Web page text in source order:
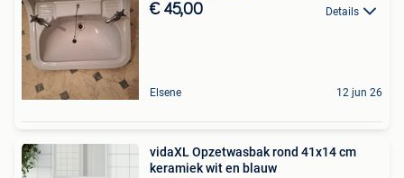
€ 45,00 Details
Elsene 12 jun 26
vidaXL Opzetwasbak rond 41x14 cm
keramiek wit en blauw